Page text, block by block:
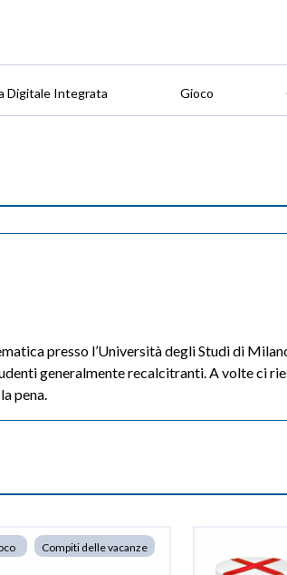
Digitale Integrata Gioco
presso l’Università degli Studi di
generalmente recalcitranti. A volte ci
pena.
Compiti delle vacanze